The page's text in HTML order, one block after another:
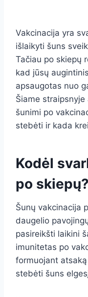
Vakcinacija yra
išlaikyti šuns
Tačiau po skiepų
kad jūsų
apsaugotas nuo
Šiame
šunimi po
stebėti ir kada
Kodėl
po skiepų?
Šunų vakcinacija
daugelio
pasireikšti laikini
imunitetas po
formuojant
stebėti šuns